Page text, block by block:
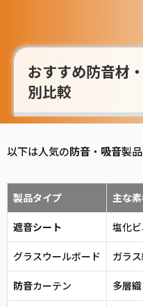
おすすめ防音材
別比較
以下は人気の防音 ・ 吸音製
製品タイプ 主な
遮音シート 塩化
グラスウールボード ガラ
防音カーテン 多層